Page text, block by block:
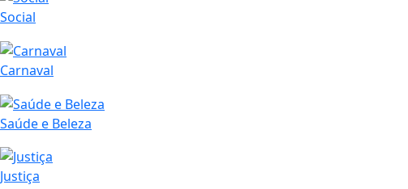
Social
Carnaval
Saúde e Beleza
Justiça